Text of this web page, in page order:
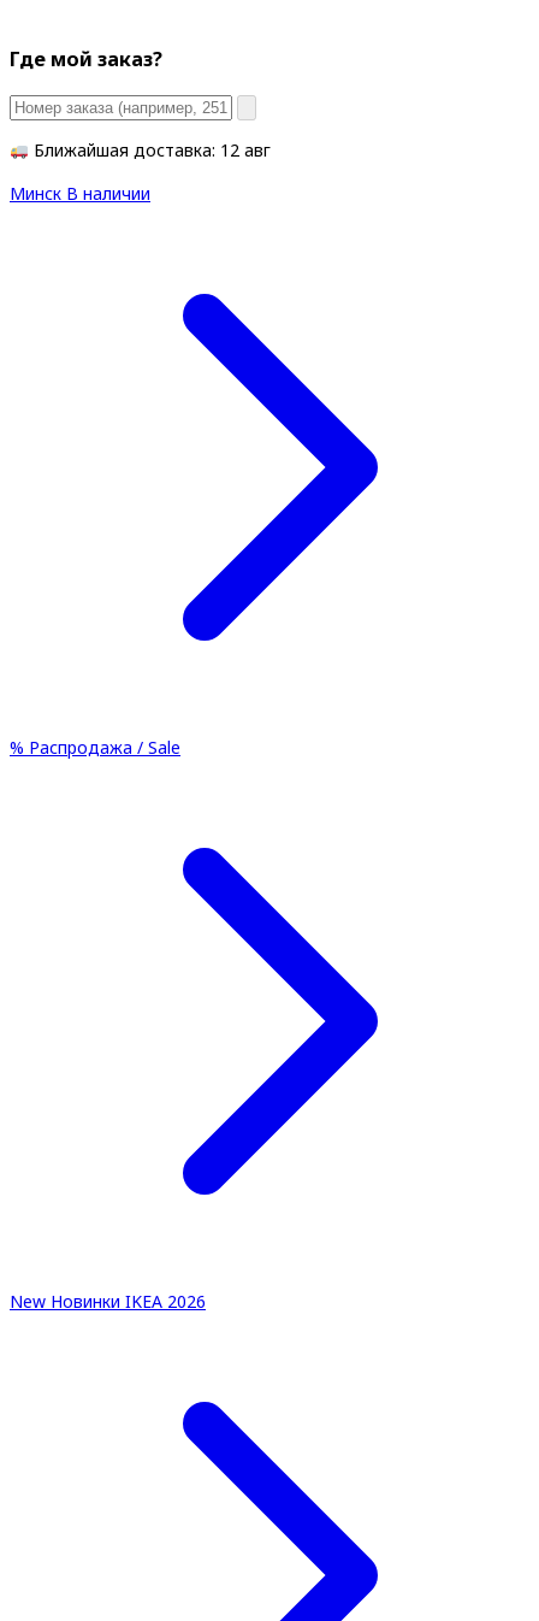
Где мой заказ?
Ближайшая доставка: 12 авг
Минск В наличии
% Распродажа / Sale
New Новинки IKEA 2026